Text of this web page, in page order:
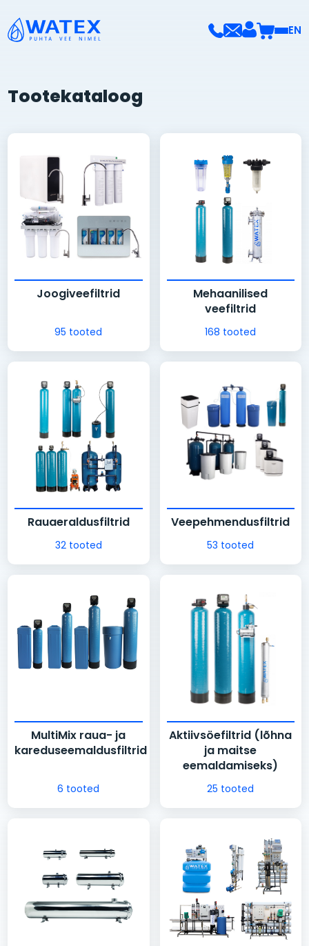
EN
Tootekataloog
Joogiveefiltrid
95 tooted
Mehaanilised
veefiltrid
168 tooted
Rauaeraldusfiltrid
32 tooted
Veepehmendusfiltrid
53 tooted
MultiMix raua- ja
kareduseemaldusfiltrid
6 tooted
Aktiivsöefiltrid (lõhna
ja maitse
eemaldamiseks)
25 tooted